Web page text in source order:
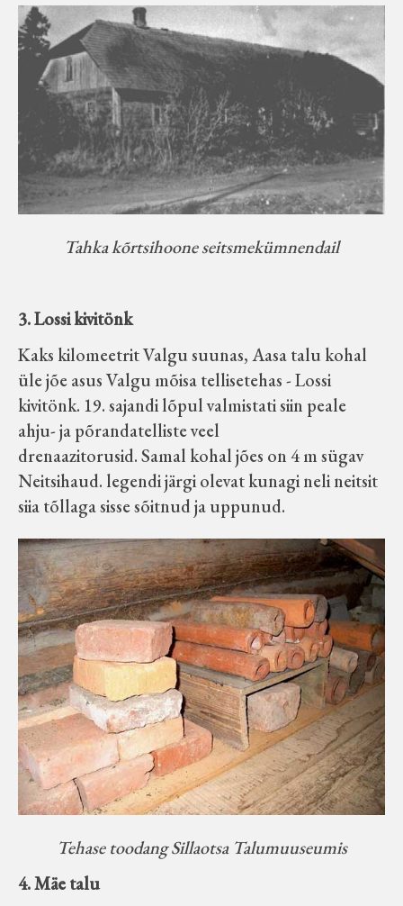
Tahka kõrtsihoone seitsmekümnendail
3. Lossi kivitönk
Kaks kilomeetrit Valgu suunas, Aasa talu kohal
üle jõe asus Valgu mõisa tellisetehas - Lossi
kivitönk. 19. sajandi lõpul valmistati siin peale
ahju- ja põrandatelliste veel
drenaazitorusid. Samal kohal jões on 4 m sügav
Neitsihaud. legendi järgi olevat kunagi neli neitsit
siia tõllaga sisse sõitnud ja uppunud.
Tehase toodang Sillaotsa Talumuuseumis
4. Mäe talu